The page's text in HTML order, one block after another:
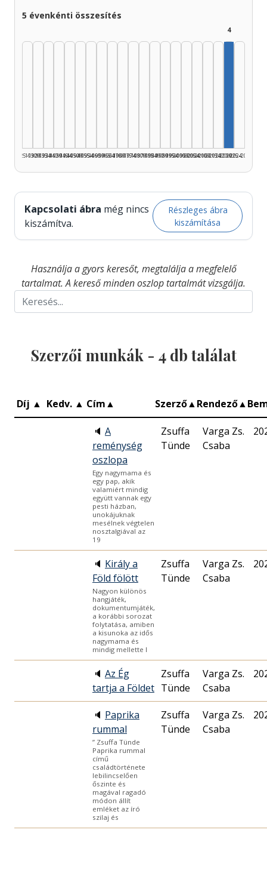
5 évenkénti összesítés
1925–1929
1930–1934
1935–1939
1940–1944
1945–1949
1950–1954
1955–1959
1960–1964
1965–1969
1970–1974
1975–1979
1980–1984
1985–1989
1990–1994
1995–1999
2000–2004
2005–2009
2010–2014
2015–2019
4
2020–2024
2025–2026
Kapcsolati ábra még nincs
kiszámítva.
Részleges ábra
kiszámítása
Használja a gyors keresőt, megtalálja a megfelelő
tartalmat. A kereső minden oszlop tartalmát vizsgálja.
Szerzői munkák - 4db találat
Díj ▲ Kedv. ▲ Cím▲ Szerző▲Rendező▲
🔈 A
reménység
oszlopa
Egy nagymama és
egy pap, akik
valamiért mindig
együtt vannak egy
pesti házban,
unokájuknak
mesélnek végtelen
nosztalgiával az
19
Zsuffa
Tünde
Varga Zs.
Csaba
🔈 Király a
Föld fölött
Nagyon különös
hangjáték,
dokumentumjáték,
a korábbi sorozat
folytatása, amiben
a kisunoka az idős
nagymama és
mindig mellette l
Zsuffa
Tünde
Varga Zs.
Csaba
🔈 Az Ég
tartja a Földet
Zsuffa
Tünde
Varga Zs.
Csaba
🔈 Paprika
rummal
” Zsuffa Tünde
Paprika rummal
című
családtörténete
lebilincselően
őszinte és
magával ragadó
módon állít
emléket az író
szilaj és
Zsuffa
Tünde
Varga Zs.
Csaba